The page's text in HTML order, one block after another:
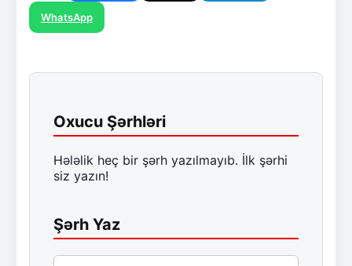
WhatsApp
Oxucu Şərhləri
Hələlik heç bir şərh yazılmayıb. İlk şərhi
siz yazın!
Şərh Yaz